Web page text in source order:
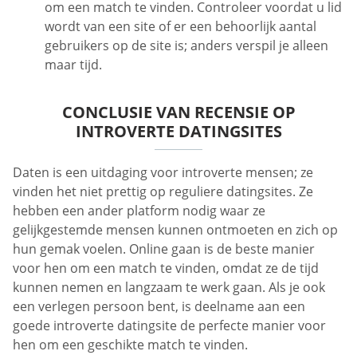
om een ​​match te vinden. Controleer voordat u lid
wordt van een site of er een behoorlijk aantal
gebruikers op de site is; anders verspil je alleen
maar tijd.
CONCLUSIE VAN RECENSIE OP
INTROVERTE DATINGSITES
Daten is een uitdaging voor introverte mensen; ze
vinden het niet prettig op reguliere datingsites. Ze
hebben een ander platform nodig waar ze
gelijkgestemde mensen kunnen ontmoeten en zich op
hun gemak voelen. Online gaan is de beste manier
voor hen om een ​​match te vinden, omdat ze de tijd
kunnen nemen en langzaam te werk gaan. Als je ook
een verlegen persoon bent, is deelname aan een
goede introverte datingsite de perfecte manier voor
hen om een ​​geschikte match te vinden.